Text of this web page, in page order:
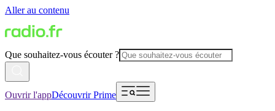
Aller au contenu
Que souhaitez-vous écouter ?
Ouvrir l'appDécouvrir Prime